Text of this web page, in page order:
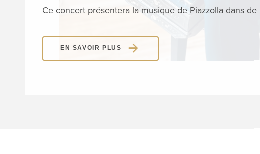
Ce concert présentera la musique de Piazzolla dans
EN SAVOIR PLUS